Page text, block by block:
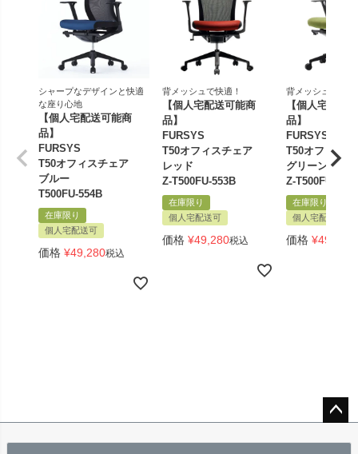
シャープなデザインと快適
な座り心地
【個人宅配送可能商
品】
FURSYS
T50オフィスチェア
ブルー
T500FU-554B
在庫限り
個人宅配送可
価格 ¥49,280税込
背メッシュで快適！
【個人宅配送可能商
品】
FURSYS
T50オフィスチェア
レッド
Z-T500FU-553B
在庫限り
個人宅配送可
価格 ¥49,280税込
背メッシュで快適
【個人宅配送
品】
FURSYS
T50オフィスチ
グリーン
Z-T500FU-
在庫限り
個人宅配送可
価格 ¥49,280